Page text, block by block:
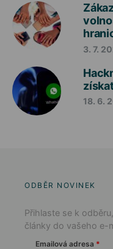
3. 7.
18. 6.
ODBĚR NOVINEK
Přihlaste se k
články do vašeho e-
Emailová adresa